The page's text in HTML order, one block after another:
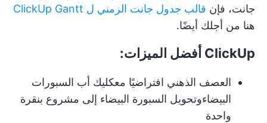
جانت، فإن قالب جدول جانت الزمني ل ClickUp Gantt
هنا من أجلك أيضًا.
ClickUp أفضل الميزات:
العصف الذهني افتراضيًا معكليك أب السبورات
البيضاءوتحويل السبورة البيضاء إلى مشروع بنقرة
واحدة